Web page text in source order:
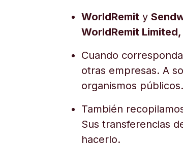
WorldRemit y
WorldRemit
Cuando
otras empresas. A
organismos públicos.
También
Sus transferencias
hacerlo.